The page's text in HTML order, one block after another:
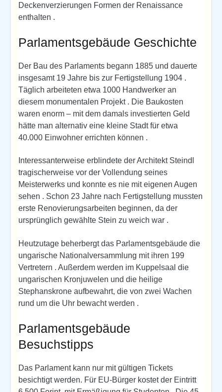
Deckenverzierungen Formen der Renaissance
enthalten .
Parlamentsgebäude Geschichte
Der Bau des Parlaments begann 1885 und dauerte
insgesamt 19 Jahre bis zur Fertigstellung 1904 .
Täglich arbeiteten etwa 1000 Handwerker an
diesem monumentalen Projekt . Die Baukosten
waren enorm – mit dem damals investierten Geld
hätte man alternativ eine kleine Stadt für etwa
40.000 Einwohner errichten können .
Interessanterweise erblindete der Architekt Steindl
tragischerweise vor der Vollendung seines
Meisterwerks und konnte es nie mit eigenen Augen
sehen . Schon 23 Jahre nach Fertigstellung mussten
erste Renovierungsarbeiten beginnen, da der
ursprünglich gewählte Stein zu weich war .
Heutzutage beherbergt das Parlamentsgebäude die
ungarische Nationalversammlung mit ihren 199
Vertretern . Außerdem werden im Kuppelsaal die
ungarischen Kronjuwelen und die heilige
Stephanskrone aufbewahrt, die von zwei Wachen
rund um die Uhr bewacht werden .
Parlamentsgebäude
Besuchstipps
Das Parlament kann nur mit gültigen Tickets
besichtigt werden. Für EU-Bürger kostet der Eintritt